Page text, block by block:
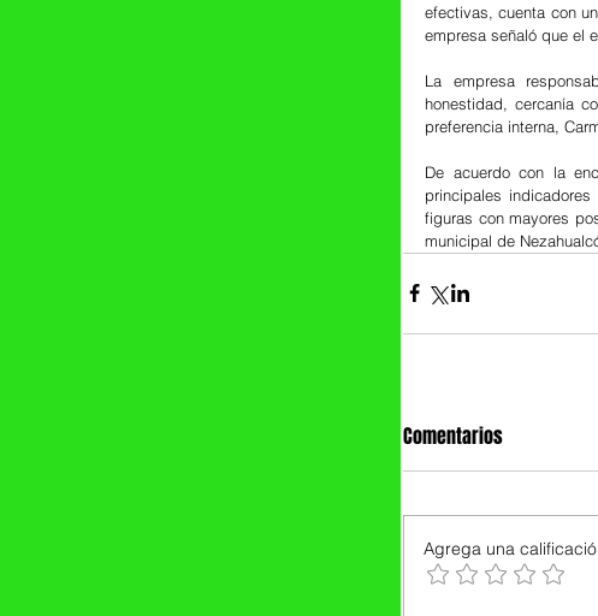
efectivas, cuenta con
empresa señaló que el
La empresa
honestidad, cercanía
preferencia interna,
De acuerdo con la
principales
figuras con mayores
municipal de
Comentarios
Agrega una